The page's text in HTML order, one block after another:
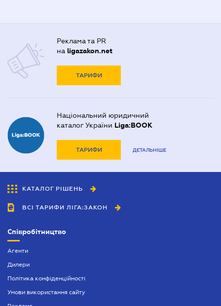
Реклама та PR
на ligazakon.net
ТАРИФИ
Національний юридичний
каталог України Liga:BOOK
ТАРИФИ ДЕТАЛЬНІШЕ
КАТАЛОГ РІШЕНЬ
ВСІ ТАРИФИ ЛІГА:ЗАКОН
Співробітництво
Агенти
Дилери
Політика конфіденційності
Умови використання сайту